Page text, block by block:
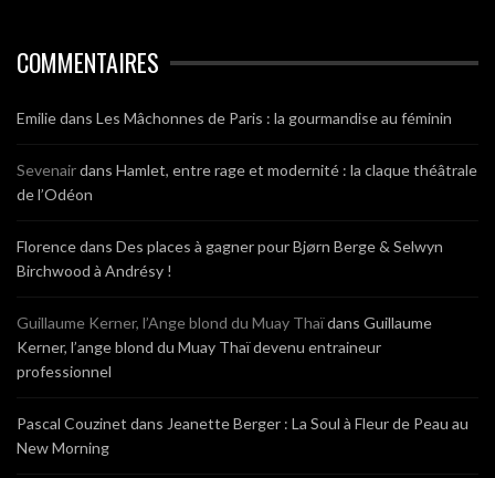
COMMENTAIRES
Emiliedans Les Mâchonnes de Paris : la gourmandise au féminin
Sevenairdans Hamlet, entre rage et modernité : la claque théâtrale
de l’Odéon
Florencedans Des places à gagner pour Bjørn Berge & Selwyn
Birchwood à Andrésy !
Guillaume Kerner, l’Ange blond du Muay Thaïdans Guillaume
Kerner, l’ange blond du Muay Thaï devenu entraineur
professionnel
Pascal Couzinet dans Jeanette Berger : La Soul à Fleur de Peau au
New Morning